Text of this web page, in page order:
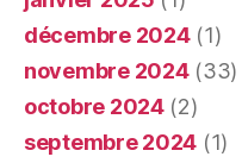
décembre 2024(1)
novembre 2024(33)
octobre 2024(2)
septembre 2024 (1)